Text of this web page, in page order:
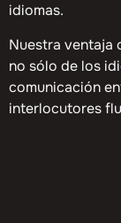
idiomas.
Nuestra ventaja
no sólo de los
comunicación
interlocutores